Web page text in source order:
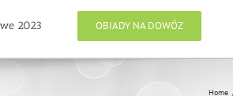
2023 OBIADY NA DOWÓZ
Home